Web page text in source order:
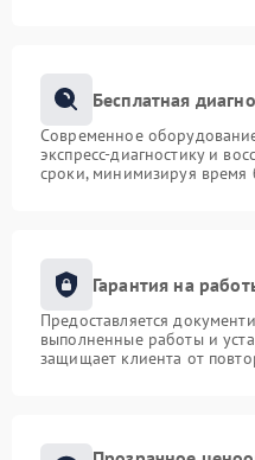
Бесплатная
Современное
экспресс-диагностику и
сроки, минимизируя время
Гарантия на
Предоставляется
выполненные работы и
защищает клиента от